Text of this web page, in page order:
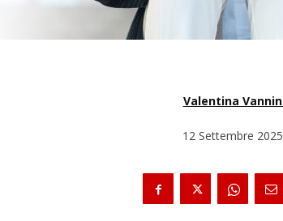
Valentina
12 Settembre 2025